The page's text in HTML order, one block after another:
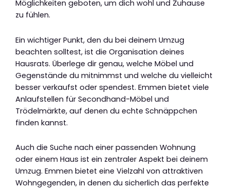
Möglichkeiten geboten, um dich wohl und Zuhause
zu fühlen.
Ein wichtiger Punkt, den du bei deinem Umzug
beachten solltest, ist die Organisation deines
Hausrats. Überlege dir genau, welche Möbel und
Gegenstände du mitnimmst und welche du vielleicht
besser verkaufst oder spendest. Emmen bietet viele
Anlaufstellen für Secondhand-Möbel und
Trödelmärkte, auf denen du echte Schnäppchen
finden kannst.
Auch die Suche nach einer passenden Wohnung
oder einem Haus ist ein zentraler Aspekt bei deinem
Umzug. Emmen bietet eine Vielzahl von attraktiven
Wohngegenden, in denen du sicherlich das perfekte